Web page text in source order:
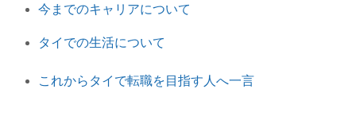
今までのキャリアについて
タイでの生活について
これからタイで転職を目指す人へ一言